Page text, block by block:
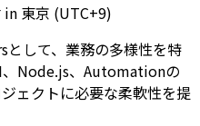
in 東京 (UTC+9)
して、業務の多様性を特
、Node.js、Automationの
ェクトに必要な柔軟性を提